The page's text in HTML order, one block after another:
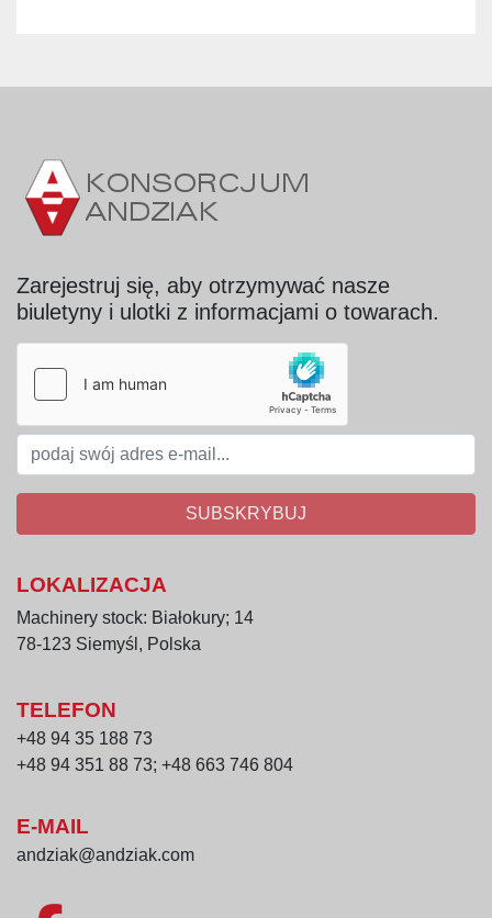
idealne do mięsa delikatnego lub o
nieregularnych kształtach
Niewielkie wymiary, dzięki czemu urządzenie
Stabilna praca przy ciśnieniu do 4 bar,
gwarantująca równomierny efekt nastrzyku
Wbudowany filtr solanki, zapewniający
czystość i ochronę układu
Prosta budowa i łatwość obsługi, idealna dla
małych przetwórni i produkcji rzemieślniczej
Zarejestruj się, aby otrzymywać nasze
biuletyny i ulotki z informacjami o towarach.
SUBSKRYBUJ
LOKALIZACJA
Machinery stock: Białokury; 14
78-123 Siemyśl, Polska
TELEFON
+48 94 35 188 73
+48 94 351 88 73; +48 663 746 804
E-MAIL
andziak@andziak.com